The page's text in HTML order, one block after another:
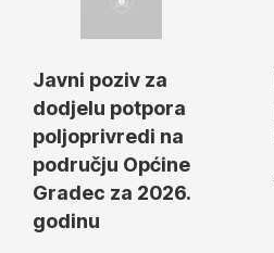
Javni poziv za
dodjelu potpora
poljoprivredi na
području Općine
Gradec za 2026.
godinu